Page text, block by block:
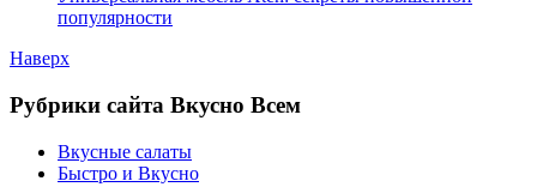
популярности
Наверх
Рубрики сайта Вкусно Всем
Вкусные салаты
Быстро и Вкусно